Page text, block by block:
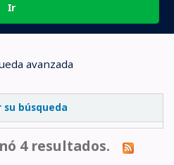
Ir
avanzada
su búsqueda
4 resultados.